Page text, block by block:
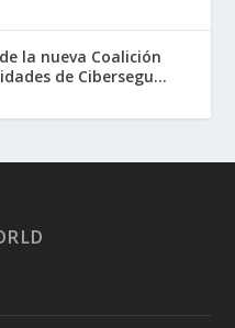
la nueva Coalición
de Cibersegu...